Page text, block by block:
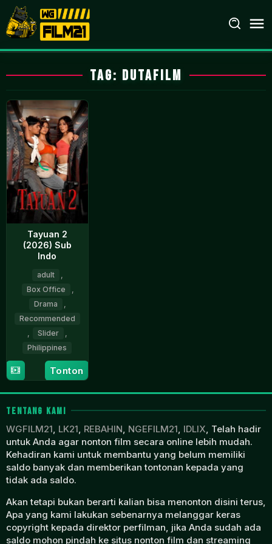
Loncat
ke
konten
Tag: dutafilm
Tayuan 2
(2026) Sub
Indo
adult
Box Office
Drama
Recommended
Slider
Philippines
17
Apr
2026
Topel
Lee
Tonton
TENTANG KAMI
WGFILM21, LK21, REBAHIN, NGEFILM21, IDLIX, Telah hadir
untuk Anda agar nonton film secara online lebih mudah.
Kehadiran kami untuk membantu yang belum memiliki
saldo banyak dan memberikan tontonan kepada yang
tidak ada saldo.
Akan tetapi bukan berarti kalian bisa menonton disini terus,
Apa yang kami lakukan sebenarnya melanggar keras
copyright kepada direktor perfilman, jika Anda sudah ada
saldo mohon pindah ke situs nonton film dan streaming